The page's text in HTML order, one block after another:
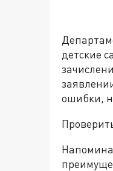
детские
ошибки,